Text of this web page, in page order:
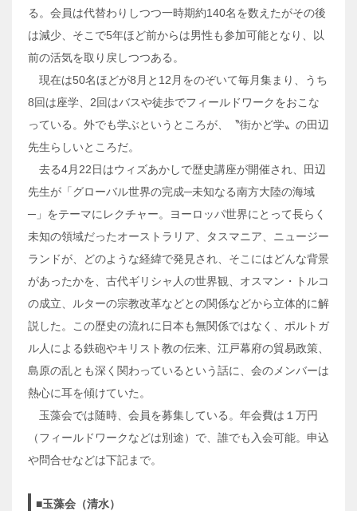
る。会員は代替わりしつつ一時期約140名を数えたがその後
は減少、そこで5年ほど前からは男性も参加可能となり、以
前の活気を取り戻しつつある。
現在は50名ほどが8月と12月をのぞいて毎月集まり、うち
8回は座学、2回はバスや徒歩でフィールドワークをおこな
っている。外でも学ぶというところが、〝街かど学〟の田辺
先生らしいところだ。
去る4月22日はウィズあかしで歴史講座が開催され、田辺
先生が「グローバル世界の完成─未知なる南方大陸の海域
─」をテーマにレクチャー。ヨーロッパ世界にとって長らく
未知の領域だったオーストラリア、タスマニア、ニュージー
ランドが、どのような経緯で発見され、そこにはどんな背景
があったかを、古代ギリシャ人の世界観、オスマン・トルコ
の成立、ルターの宗教改革などとの関係などから立体的に解
説した。この歴史の流れに日本も無関係ではなく、ポルトガ
ル人による鉄砲やキリスト教の伝来、江戸幕府の貿易政策、
島原の乱とも深く関わっているという話に、会のメンバーは
熱心に耳を傾けていた。
玉藻会では随時、会員を募集している。年会費は１万円
（フィールドワークなどは別途）で、誰でも入会可能。申込
や問合せなどは下記まで。
■玉藻会（清水）